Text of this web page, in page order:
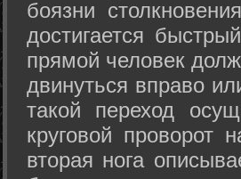
боязни
достигается
прямой человек
двинуться вправо
такой переход
круговой проворот
вторая нога